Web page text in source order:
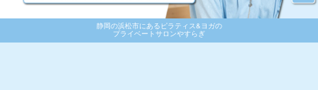
静岡の浜松市にあるピラティス&ヨガの
プライベートサロンやすらぎ